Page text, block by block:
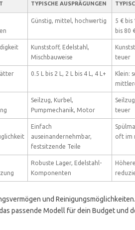
TYPISCHE AUSPRÄGUNGEN
Günstig, mittel, hochwertig
5 € bis
bis 80
Kunststoff, Edelstahl,
Mischbauweise
teuer
0.5 L bis 2 L, 2 L bis 4 L, 4 L+
Klein:
Seilzug, Kurbel,
Pumpmechanik, Motor
teuer
Einfach
auseinandernehmbar,
festsitzende Teile
oft im
Robuste Lager, Edelstahl-
Komponenten
und
passende Modell für dein Budget und